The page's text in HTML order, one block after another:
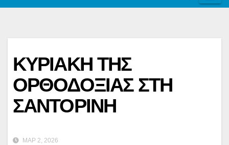
ΚΥΡΙΑΚΗ ΤΗΣ
ΟΡΘΟΔΟΞΙΑΣ ΣΤΗ
ΣΑΝΤΟΡΙΝΗ
ΜΑΡ 2, 2026